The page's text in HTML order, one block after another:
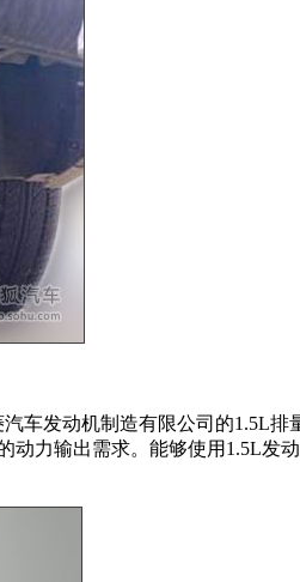
发动机制造有限公司的1.5L排
力输出需求。能够使用1.5L发